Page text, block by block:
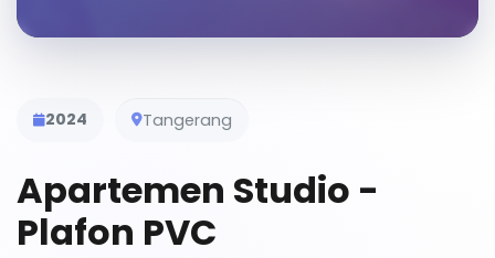
2024 Tangerang
Apartemen Studio -
Plafon PVC